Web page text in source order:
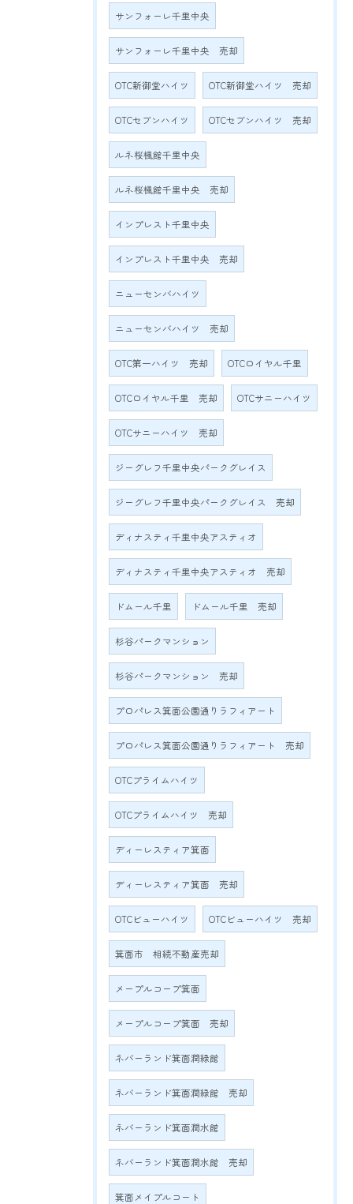
サンフォーレ千里中央
サンフォーレ千里中央 売却
OTC新御堂ハイツ OTC新御堂ハイツ 売却
OTCセブンハイツ OTCセブンハイツ 売却
ルネ桜楓館千里中央
ルネ桜楓館千里中央 売却
インプレスト千里中央
インプレスト千里中央 売却
ニューセンバハイツ
ニューセンバハイツ 売却
OTC第一ハイツ 売却 OTCロイヤル千里
OTCロイヤル千里 売却 OTCサニーハイツ
OTCサニーハイツ 売却
ジーグレフ千里中央パークグレイス
ジーグレフ千里中央パークグレイス 売却
ディナスティ千里中央アスティオ
ディナスティ千里中央アスティオ 売却
ドムール千里 ドムール千里 売却
杉谷パークマンション
杉谷パークマンション 売却
プロパレス箕面公園通りラフィアート
プロパレス箕面公園通りラフィアート 売却
OTCプライムハイツ
OTCプライムハイツ 売却
ディーレスティア箕面
ディーレスティア箕面 売却
OTCビューハイツ OTCビューハイツ 売却
箕面市 相続不動産売却
メープルコープ箕面
メープルコープ箕面 売却
ネバーランド箕面潤緑館
ネバーランド箕面潤緑館 売却
ネバーランド箕面潤水館
ネバーランド箕面潤水館 売却
箕面メイプルコート